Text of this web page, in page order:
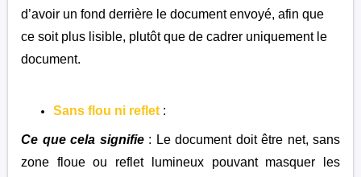
d’avoir un fond derrière le document envoyé, afin que
ce soit plus lisible, plutôt que de cadrer uniquement le
document.
Sans flou ni reflet:
Ce que cela signifie : Le document doit être net, sans
zone floue ou reflet lumineux pouvant masquer les